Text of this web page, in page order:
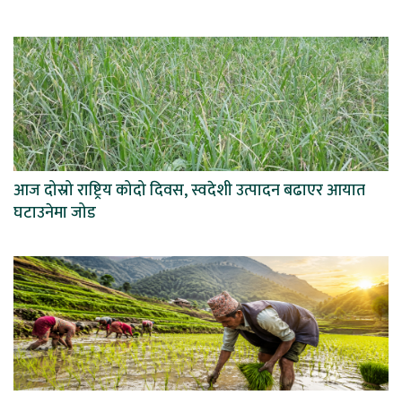
आज दोस्रो राष्ट्रिय कोदो दिवस, स्वदेशी उत्पादन बढाएर आयात
घटाउनेमा जोड